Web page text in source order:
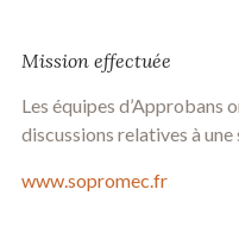
Mission effectuée
Les équipes d’Approbans
discussions relatives à
www.sopromec.fr